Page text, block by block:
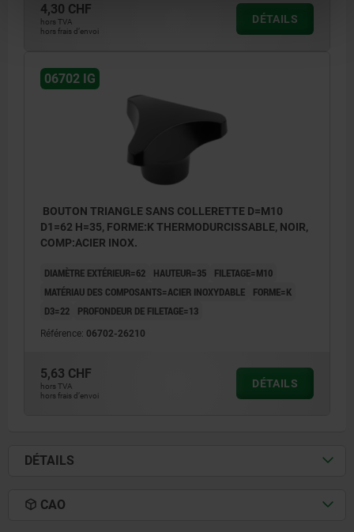
4,30 CHF
hors TVA
hors frais d’envoi
DÉTAILS
06702 IG
BOUTON TRIANGLE SANS COLLERETTE D=M10
D1=62 H=35, FORME:K THERMODURCISSABLE, NOIR,
COMP:ACIER INOX.
DIAMÈTRE EXTÉRIEUR=62 HAUTEUR=35
FILETAGE=M10
MATÉRIAU DES COMPOSANTS=ACIER INOXYDABLE
FORME=K
D3=22
PROFONDEUR DE FILETAGE=13
Référence: 06702-26210
5,63 CHF
hors TVA
hors frais d’envoi
DÉTAILS
DÉTAILS
CAO